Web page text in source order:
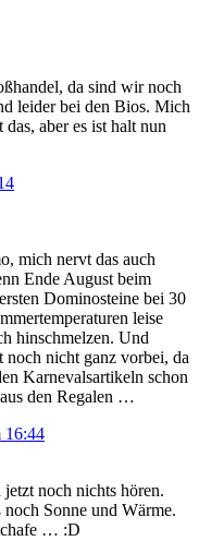
da sind wir noch
leider bei den Bios. Mich
aber es ist halt nun
mich nervt das auch
Ende August beim
Dominosteine bei 30
leise
hinschmelzen. Und
noch nicht ganz vorbei, da
Karnevalsartikeln schon
den Regalen …
16:44
noch nichts hören.
Sonne und Wärme.
… :D